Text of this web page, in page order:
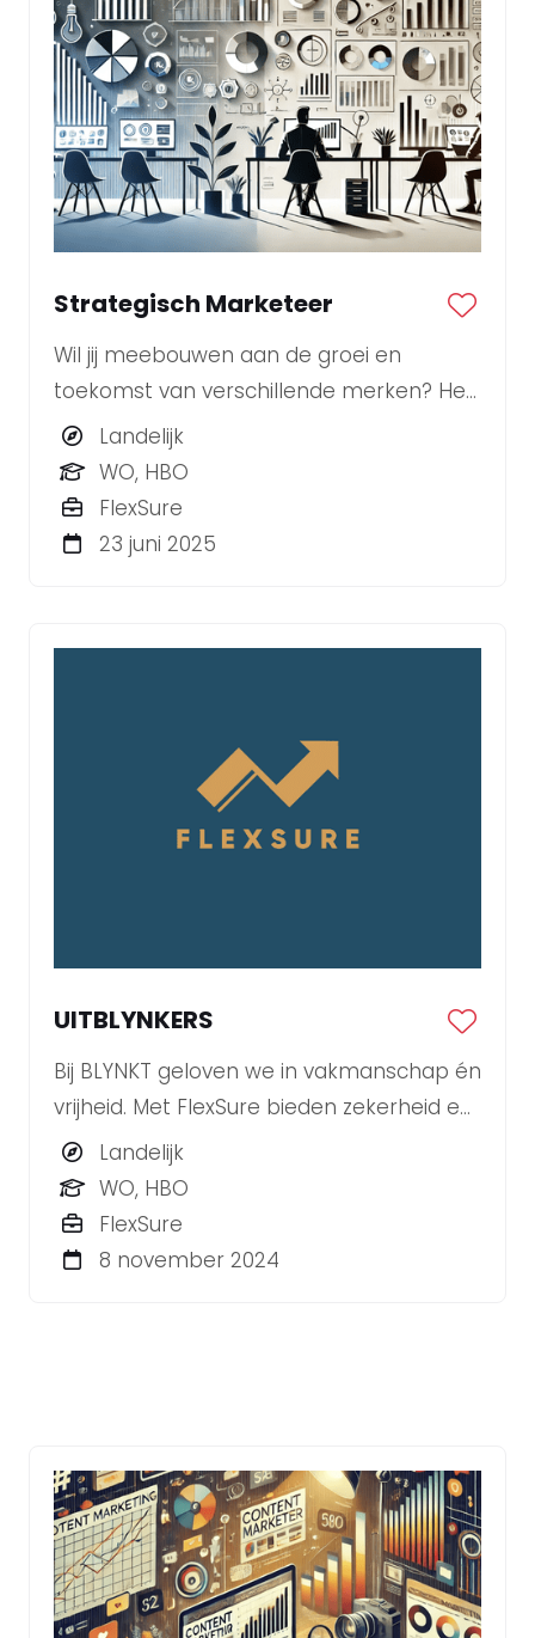
Strategisch Marketeer
Wil jij meebouwen aan de groei en
toekomst van verschillende merken? Heb
je een scherpe blik op trends en
marktontwikkelingen en weet je strategie
om te zetten in impactvolle campagnes?
Dan zoeken wij jou als onze nieuwe
Landelijk
WO, HBO
FlexSure
23 juni 2025
UITBLYNKERS
Bij BLYNKT geloven we in vakmanschap én
vrijheid. Met FlexSure bieden zekerheid en
flexibiliteit, zodat jij met vertrouwen kunt
werken aan projecten die écht bij jou
passen.
Landelijk
WO, HBO
FlexSure
8 november 2024